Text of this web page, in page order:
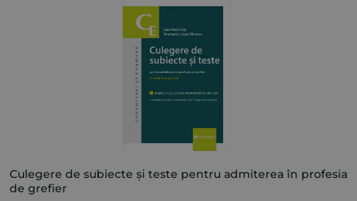
Culegere de subiecte și teste pentru admiterea în profesia
de grefier